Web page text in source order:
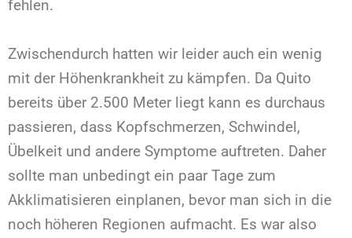
fehlen.
Zwischendurch hatten wir leider auch ein wenig
mit der Höhenkrankheit zu kämpfen. Da Quito
bereits über 2.500 Meter liegt kann es durchaus
passieren, dass Kopfschmerzen, Schwindel,
Übelkeit und andere Symptome auftreten. Daher
sollte man unbedingt ein paar Tage zum
Akklimatisieren einplanen, bevor man sich in die
noch höheren Regionen aufmacht. Es war also